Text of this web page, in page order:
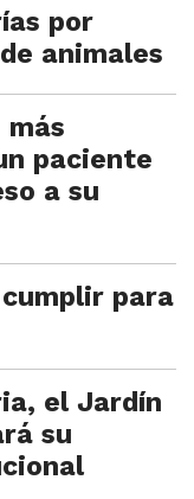
por
animales
más
paciente
a su
para
el Jardín
su